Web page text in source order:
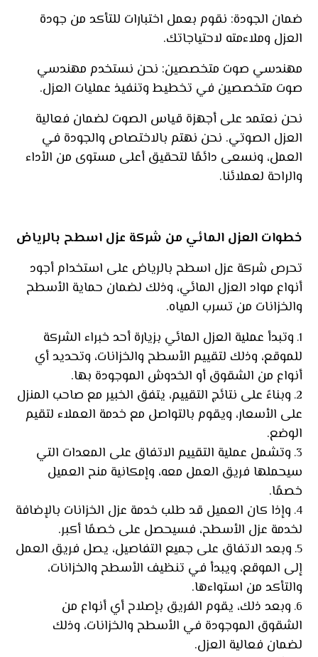
ضمان الجودة: نقوم بعمل اختبارات للتأكد من جودة
العزل وملاءمته لاحتياجاتك.
مهندسي صوت متخصصين: نحن نستخدم مهندسي
صوت متخصصين في تخطيط وتنفيذ عمليات العزل.
نحن نعتمد على أجهزة قياس الصوت لضمان فعالية
العزل الصوتي. نحن نهتم بالاختصاص والجودة في
العمل، ونسعى دائمًا لتحقيق أعلى مستوى من الأداء
والراحة لعملائنا.
خطوات العزل المائي من شركة عزل اسطح بالرياض
تحرص شركة عزل اسطح بالرياض على استخدام أجود
أنواع مواد العزل المائي، وذلك لضمان حماية الأسطح
والخزانات من تسرب المياه.
وتبدأ عملية العزل المائي بزيارة أحد خبراء الشركة
للموقع، وذلك لتقييم الأسطح والخزانات، وتحديد أي
أنواع من الشقوق أو الخدوش الموجودة بها.
وبناءً على نتائج التقييم، يتفق الخبير مع صاحب المنزل
على الأسعار، ويقوم بالتواصل مع خدمة العملاء لتقيم
الوضع.
وتشمل عملية التقييم الاتفاق على المعدات التي
سيحملها فريق العمل معه، وإمكانية منح العميل
خصمًا.
وإذا كان العميل قد طلب خدمة عزل الخزانات بالإضافة
لخدمة عزل الأسطح، فسيحصل على خصمًا أكبر.
وبعد الاتفاق على جميع التفاصيل، يصل فريق العمل
إلى الموقع، ويبدأ في تنظيف الأسطح والخزانات،
والتأكد من استواءها.
وبعد ذلك، يقوم الفريق بإصلاح أي أنواع من
الشقوق الموجودة في الأسطح والخزانات، وذلك
لضمان فعالية العزل.